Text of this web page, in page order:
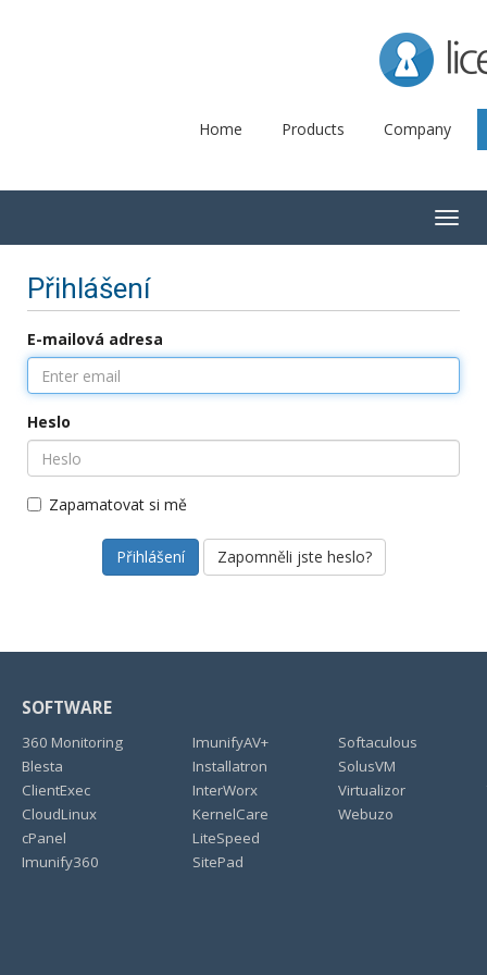
Home Products Company
Přihlášení
E-mailová adresa
Heslo
Zapamatovat si mě
Zapomněli jste heslo?
SOFTWARE
360 Monitoring
Blesta
ClientExec
CloudLinux
cPanel
Imunify360
ImunifyAV+
Installatron
InterWorx
KernelCare
LiteSpeed
SitePad
Softaculous
SolusVM
Virtualizor
Webuzo